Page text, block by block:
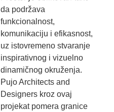
da podržava
funkcionalnost,
komunikaciju i efikasnost,
uz istovremeno stvaranje
inspirativnog i vizuelno
dinamičnog okruženja.
Pujo Architects and
Designers kroz ovaj
projekat pomera granice